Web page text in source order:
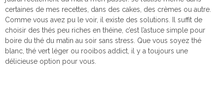
certaines de mes recettes, dans des cakes, des crèmes ou autre.
Comme vous avez pu le voir, il existe des solutions. Il suffit de
choisir des thés peu riches en théine, c’est l’astuce simple pour
boire du thé du matin au soir sans stress. Que vous soyez thé
blanc, thé vert léger ou rooibos addict, il y a toujours une
délicieuse option pour vous.